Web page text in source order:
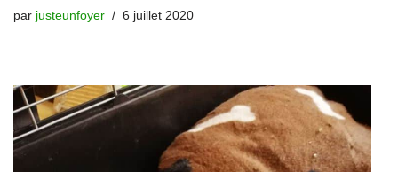
par justeunfoyer 6 juillet 2020